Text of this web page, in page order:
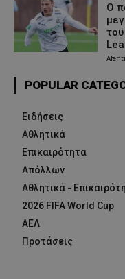
Ο
POPULAR
Ειδήσεις
Αθλητικά
Επικαιρότητα
Απόλλων
Αθλητικά -
2026 FIFA World Cup
ΑΕΛ
Προτάσεις